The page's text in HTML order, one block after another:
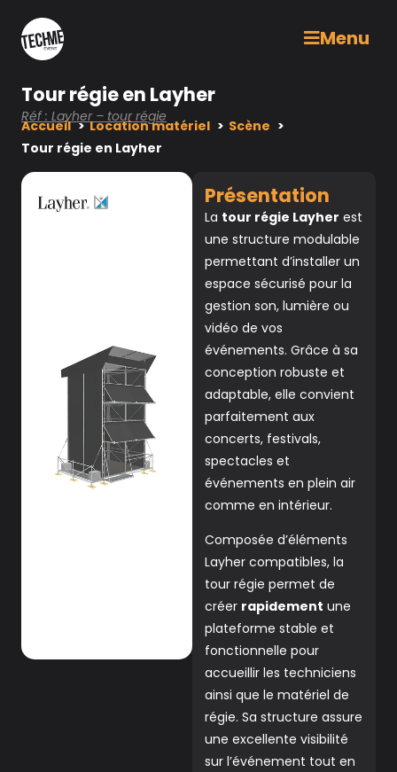
Menu
Tour régie en Layher
Réf : Layher – tour régie
Accueil Location matériel
Scène
Tour régie en Layher
Présentation
La tour régie Layher est
une structure modulable
permettant d’installer un
espace sécurisé pour la
gestion son, lumière ou
vidéo de vos
événements. Grâce à sa
conception robuste et
adaptable, elle convient
parfaitement aux
concerts, festivals,
spectacles et
événements en plein air
comme en intérieur.
Composée d’éléments
Layher compatibles, la
tour régie permet de
créer rapidement une
plateforme stable et
fonctionnelle pour
accueillir les techniciens
ainsi que le matériel de
régie. Sa structure assure
une excellente visibilité
sur l’événement tout en